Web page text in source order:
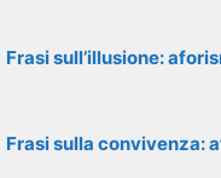
Frasi sull’illusione:
Frasi sulla convivenza: